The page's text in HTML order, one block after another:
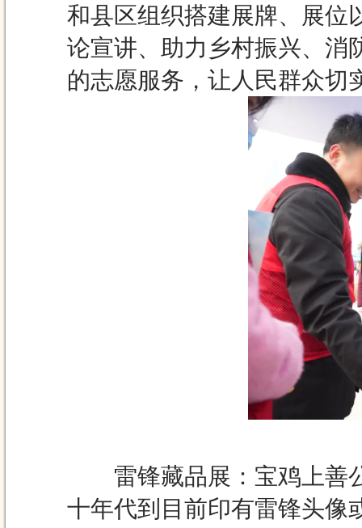
和县区组织搭建展牌、展位
论宣讲、助力乡村振兴、消
的志愿服务，让人民群众切
雷锋藏品展：宝鸡上善公
十年代到目前印有雷锋头像